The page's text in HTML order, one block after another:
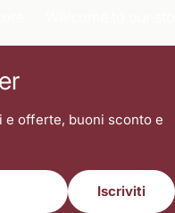
e offerte, buoni sconto e
Iscriviti